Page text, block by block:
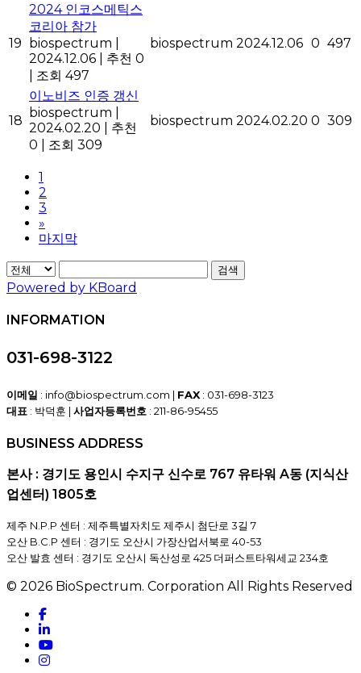
19
2024 인코스메틱스
코리아 참가
biospectrum
2024.12.06
추천 0
조회 497
biospectrum 2024.12.06 0 497
18
이노비즈 인증 갱신
biospectrum
2024.02.20
추천
0
조회 309
biospectrum 2024.02.20 0 309
1
2
3
»
마지막
검색
Powered by KBoard
INFORMATION
031-698-3122
이메일 : info@biospectrum.com | FAX: 031-698-3123
대표 : 박덕훈 | 사업자등록번호 : 211-86-95455
BUSINESS ADDRESS
본사 : 경기도 용인시 수지구 신수로 767 유타워 A동 (지식산
업센터) 1805호
제주 N.P.P 센터 : 제주특별자치도 제주시 첨단로 3길 7
오산 B.C.P 센터 : 경기도 오산시 가장산업서북로 40-53
오산 발효 센터 : 경기도 오산시 독산성로 425 더퍼스트타워세교 234호
© 2026 BioSpectrum. Corporation All Rights Reserved
facebook
linkedin
youtube
instagram